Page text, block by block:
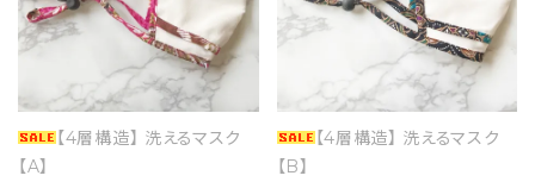
パートナーブランド
ショップブログ
- ご利用ガイド
【4層構造】 洗えるマスク
【A】
【4層構造】 洗えるマスク
【B】